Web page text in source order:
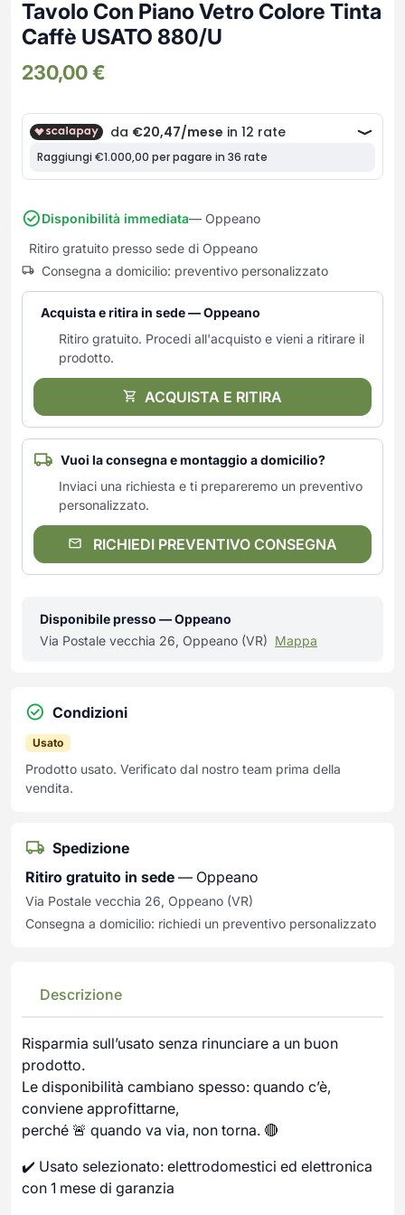
Frullatori
Grattugie elettriche
Pulizia Casa
Sbattitori
Spremiagrumi e Centrifughe
Stiro
Tritacarne
Tritaverdure elettrici
Utensili da cucina
Yogurtiere
Lampade da parete
Lampade da tavolo
Lampade da terra
Mobili Ingresso
Mobili Multiuso
SOGGIORNO
Complementi Soggiorno
Divani e Poltrone
Soggiorni e Pareti
Tavoli e Tavolini
UFFICIO
Banconi Reception
Cucitrici e accessori
Moduli per ufficio
Poltrone Barber Shop
Scrivanie
TAVOLI USATI
Tavolo Con Piano Vetro Colore Tinta
Caffè USATO 880/U
230,00€
Disponibilità immediata— Oppeano
Ritiro gratuito presso sede di Oppeano
Consegna a domicilio: preventivo personalizzato
Acquista e ritira in sede — Oppeano
Ritiro gratuito. Procedi all'acquisto e vieni a ritirare il
prodotto.
ACQUISTA E RITIRA
Vuoi la consegna e montaggio a domicilio?
Inviaci una richiesta e ti prepareremo un preventivo
personalizzato.
RICHIEDI PREVENTIVO CONSEGNA
Disponibile presso — Oppeano
Via Postale vecchia 26, Oppeano (VR) Mappa
Condizioni
Usato
Prodotto usato. Verificato dal nostro team prima della
vendita.
Spedizione
Ritiro gratuito in sede — Oppeano
Via Postale vecchia 26, Oppeano (VR)
Consegna a domicilio: richiedi un preventivo personalizzato
Descrizione
Risparmia sull’usato senza rinunciare a un buon
prodotto.
Le disponibilità cambiano spesso: quando c’è,
conviene approfittarne,
perché 🚨 quando va via, non torna. 🔴
✔️ Usato selezionato: elettrodomestici ed elettronica
con 1 mese di garanzia